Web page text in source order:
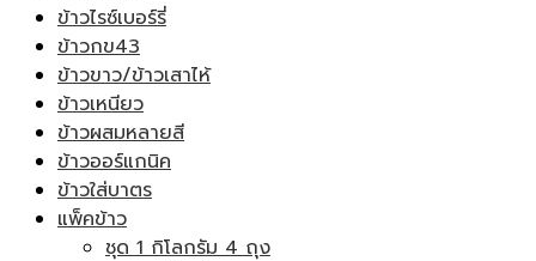
ข้าวไรซ์เบอร์รี่
ข้าวกข43
ข้าวขาว/ข้าวเสาไห้
ข้าวเหนียว
ข้าวผสมหลายสี
ข้าวออร์แกนิค
ข้าวใส่บาตร
แพ็คข้าว
ชุด 1 กิโลกรัม 4 ถุง